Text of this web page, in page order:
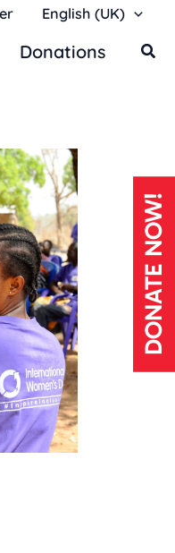
DONATE NOW!
English (UK)
Donations